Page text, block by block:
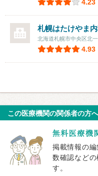
4.23
札幌はたけやま
北海道札幌市中央区北
4.93
この医療機関の関係者の方へ
掲載情報の
数確認など
す。